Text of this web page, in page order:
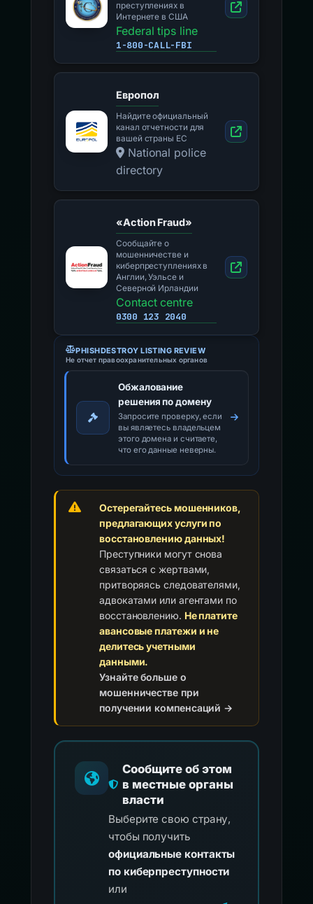
преступлениях в
Интернете в США
Federal tips line
1-800-CALL-FBI
Европол
Найдите официальный
канал отчетности для
вашей страны ЕС
National police
directory
«Action Fraud»
Сообщайте о
мошенничестве и
киберпреступлениях в
Англии, Уэльсе и
Северной Ирландии
Contact centre
0300 123 2040
PHISHDESTROY LISTING REVIEW
Не отчет правоохранительных органов
Обжалование
решения по домену
Запросите проверку, если
вы являетесь владельцем
этого домена и считаете,
что его данные неверны.
Остерегайтесь мошенников,
предлагающих услуги по
восстановлению данных!
Преступники могут снова
связаться с жертвами,
притворяясь следователями,
адвокатами или агентами по
восстановлению. Не платите
авансовые платежи и не
делитесь учетными
данными.
Узнайте больше о
мошенничестве при
получении компенсаций →
Сообщите об этом
в местные органы
власти
Выберите свою страну,
чтобы получить
официальные контакты
по киберпреступности
или